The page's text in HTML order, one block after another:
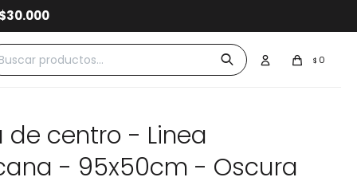
$ 0
de centro - Linea
- 95x50cm - Oscura